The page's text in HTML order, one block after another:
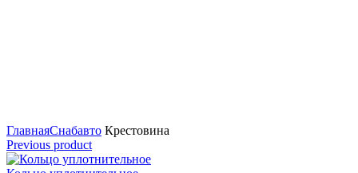
ГлавнаяСнабавто Крестовина
Previous product